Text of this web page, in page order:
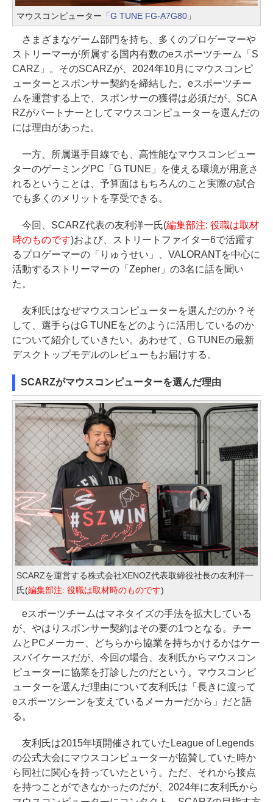
マウスコンピューター「G TUNE FG-A7G80」
さまざまなゲーム部門を持ち、多くのプロゲーマーや
ストリーマーが所属する国内有数のeスポーツチーム「S
CARZ」。そのSCARZが、2024年10月にマウスコンピ
ューターとスポンサー契約を締結した。eスポーツチー
ムを運営する上で、スポンサーの獲得は必須だが、SCA
RZがパートナーとしてマウスコンピューターを選んだの
には理由があった。
一方、所属選手目線でも、高性能なマウスコンピュー
ターのゲーミングPC「G TUNE」を使える環境が用意さ
れるということは、予算面はもちろんのこと実際の試合
でも多くのメリットを享受できる。
今回、SCARZ代表の友利洋一氏(編集部注: 役職は取材
時のものです)および、ストリートファイター6で活躍す
るプロゲーマーの「りゅうせい」、VALORANTを中心に
活動するストリーマーの「Zepher」の3名に話を聞い
た。
友利氏はなぜマウスコンピューターを選んだのか？そ
して、選手らはG TUNEをどのように活用しているのか
について紹介していきたい。あわせて、G TUNEの最新
デスクトップモデルのレビューもお届けする。
SCARZがマウスコンピューターを選んだ理由
SCARZを運営する株式会社XENOZ代表取締役社長の友利洋一
氏(編集部注: 役職は取材時のものです)
eスポーツチームはマネタイズの手法を拡大している
が、やはりスポンサー契約はその要の1つとなる。チー
ムとPCメーカー、どちらから協業を持ちかけるかはケー
スバイケースだが、今回の場合、友利氏からマウスコン
ピューターに協業を打診したのだという。マウスコンピ
ューターを選んだ理由について友利氏は「長きに渡って
eスポーツシーンを支えているメーカーだから」だと語
る。
友利氏は2015年頃開催されていたLeague of Legends
の公式大会にマウスコンピューターが協賛していた時か
ら同社に関心を持っていたという。ただ、それから接点
を持つことができなかったのだが、2024年に友利氏から